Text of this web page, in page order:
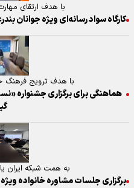
با هدف ارتقای
کارگاه سواد رسانه‌ای ویژه جوانان
با هدف ترویج فرهنگ
هماهنگی برای برگزاری جشنواره
به همت شبکه ایران
برگزاری جلسات مشاوره خانواده